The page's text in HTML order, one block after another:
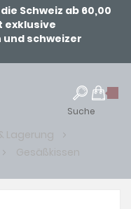
Schweiz ab 60,00
exklusive
schweizer
Suche
Lagerung
Gesäßkissen